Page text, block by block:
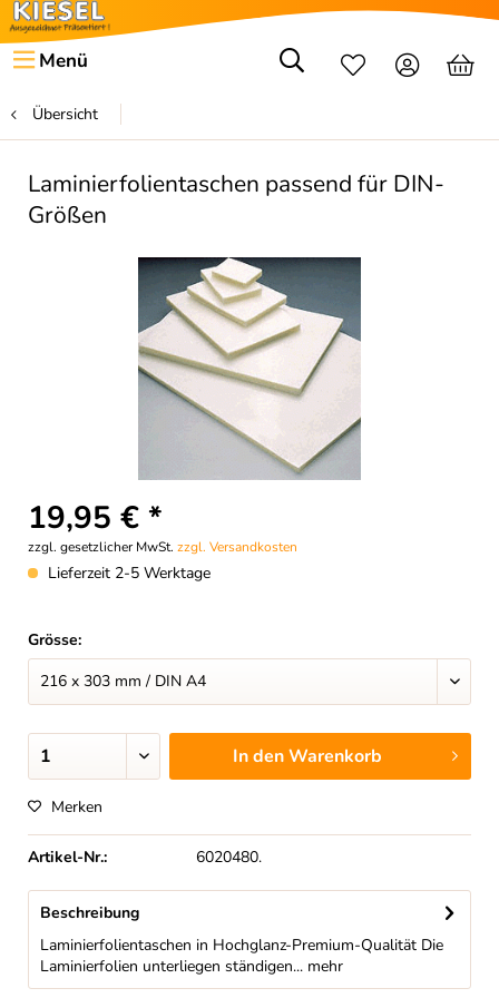
Menü
Übersicht
Laminierfolientaschen passend für DIN-
Größen
19,95 € *
zzgl. gesetzlicher MwSt. zzgl. Versandkosten
Lieferzeit 2-5 Werktage
Grösse:
In denWarenkorb
Merken
Artikel-Nr.: 6020480.
Beschreibung
Laminierfolientaschen in Hochglanz-Premium-Qualität Die
Laminierfolien unterliegen ständigen... mehr